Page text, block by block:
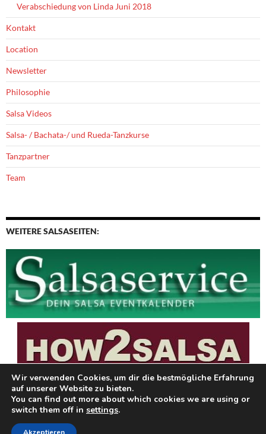
Verabschiedung von Linda Juni 2018
Kontakt
Location
Newsletter
Philosophie
Salsa Videos
Salsa- / Bachata-/ und Rueda-Tanzkurse
Tanzpartner
Team
WEITERE SALSASEITEN:
OS media: Twenty Fourteen Wordpress child theme for video content created by
Wir verwenden Cookies, um dir die bestmögliche Erfahrung
auf unserer Website zu bieten.
You can find out more about which cookies we are using or
switch them off in settings.